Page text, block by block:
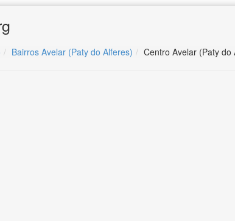
Bairros Avelar (Paty do Alferes) Centro Avelar (Paty do